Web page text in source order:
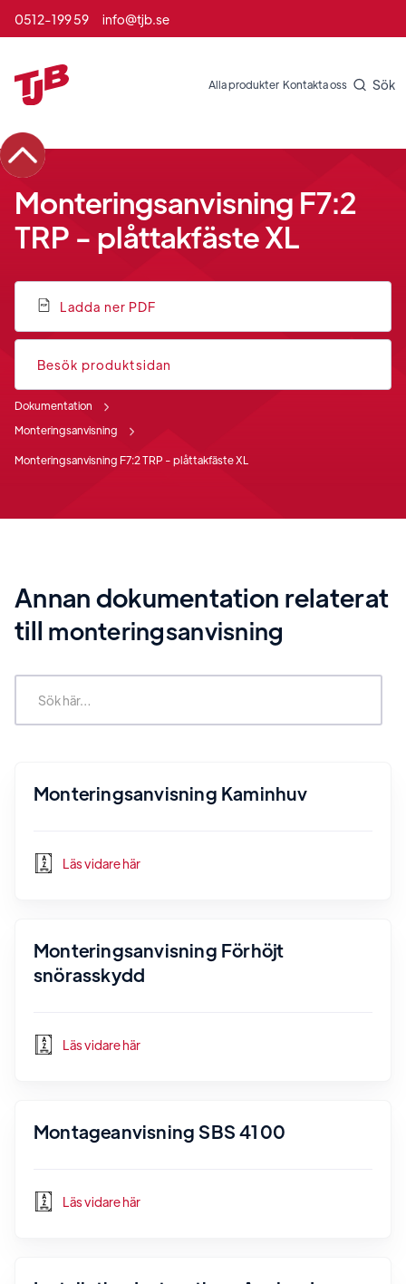
0512-199 59 info@tjb.se
Alla produkter Kontakta oss Sök
Monteringsanvisning F7:2
TRP - plåttakfäste XL
Ladda ner PDF
Besök produktsidan
Dokumentation
Monteringsanvisning
Monteringsanvisning F7:2 TRP - plåttakfäste XL
Annan dokumentation relaterat
till monteringsanvisning
Monteringsanvisning Kaminhuv
Läs vidare här
Monteringsanvisning Förhöjt
snörasskydd
Läs vidare här
Montageanvisning SBS 4100
Läs vidare här